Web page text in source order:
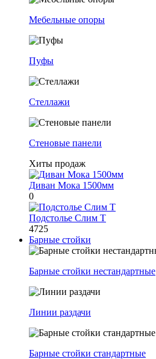
Мебельные опоры
Пуфы
Стеллажи
Стеновые панели
Хиты продаж
Диван Мока 1500мм
0
Подстолье Слим Т
4725
Барные стойки
Барные стойки нестандартные
Линии раздачи
Барные стойки стандартные